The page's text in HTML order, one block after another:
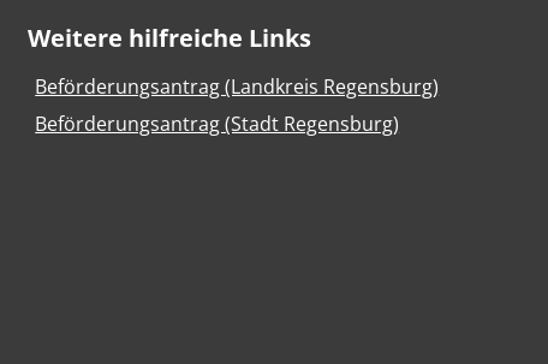
Weitere hilfreiche Links
Beförderungsantrag (Landkreis Regensburg)
Beförderungsantrag (Stadt Regensburg)